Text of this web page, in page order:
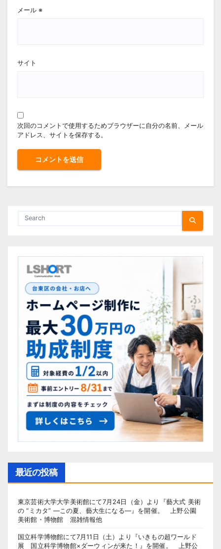
メール ※
サイト
次回のコメントで使用するためブラウザーに自分の名前、メール
アドレス、サイトを保存する。
最近の投稿
東京芸術大学大学美術館にて7月24日（金）より『藝大式 美術
の “ミカタ” ―この夏、藝大生になる―』を開催。 上野公園
美術館・博物館 混雑情報他
国立科学博物館にて7月11日（土）より『いきもの超ワールド
展 国立科学博物館×ダーウィンが来た！』を開催。 上野公